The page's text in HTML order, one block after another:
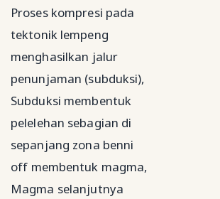
Proses kompresi pada
tektonik lempeng
menghasilkan jalur
penunjaman (subduksi),
Subduksi membentuk
pelelehan sebagian di
sepanjang zona benni
off membentuk magma,
Magma selanjutnya